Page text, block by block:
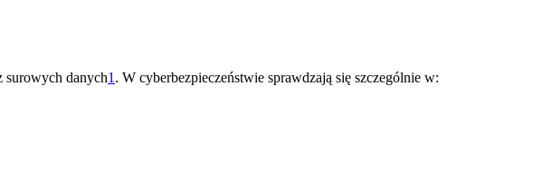
surowych danych1. W cyberbezpieczeństwie sprawdzają się szczególnie w: